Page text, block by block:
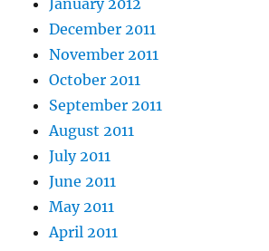
January 2012
December 2011
November 2011
October 2011
September 2011
August 2011
July 2011
June 2011
May 2011
April 2011